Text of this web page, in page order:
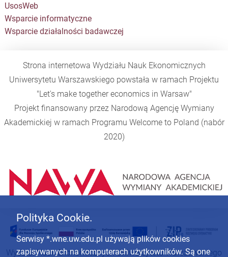
UsosWeb
Wsparcie informatyczne
Wsparcie działalności badawczej
Strona internetowa Wydziału Nauk Ekonomicznych
Uniwersytetu Warszawskiego powstała w ramach Projektu
"Let's make together economics in Warsaw"
Projekt finansowany przez Narodową Agencję Wymiany
Akademickiej w ramach Programu Welcome to Poland (nabór
2020)
Wydział Nauk Ekonomicznych Uniwersytetu Warszawskiego
Polityka Cookie.
Serwisy *.wne.uw.edu.pl używają plików cookies
zapisywanych na komputerach użytkowników. Są one